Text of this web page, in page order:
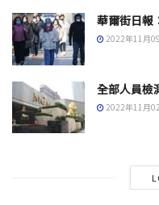
華爾街日報
2022年11月
全部人員檢
2022年11月